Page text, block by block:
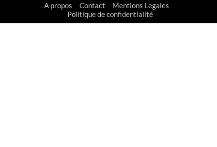
A propos
Contact
Mentions Legales
Politique de confidentialité